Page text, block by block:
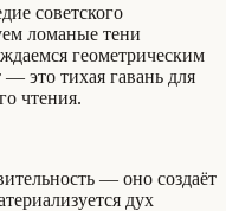
советского
ломаные тени
геометрическим
это тихая гавань для
чтения.
— оно создаёт
дух